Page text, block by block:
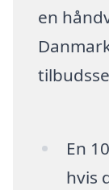
en
En
hvis